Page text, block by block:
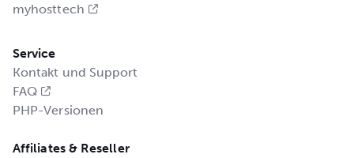
myhosttech
Service
Kontakt und Support
FAQ
PHP-Versionen
Affiliates & Reseller